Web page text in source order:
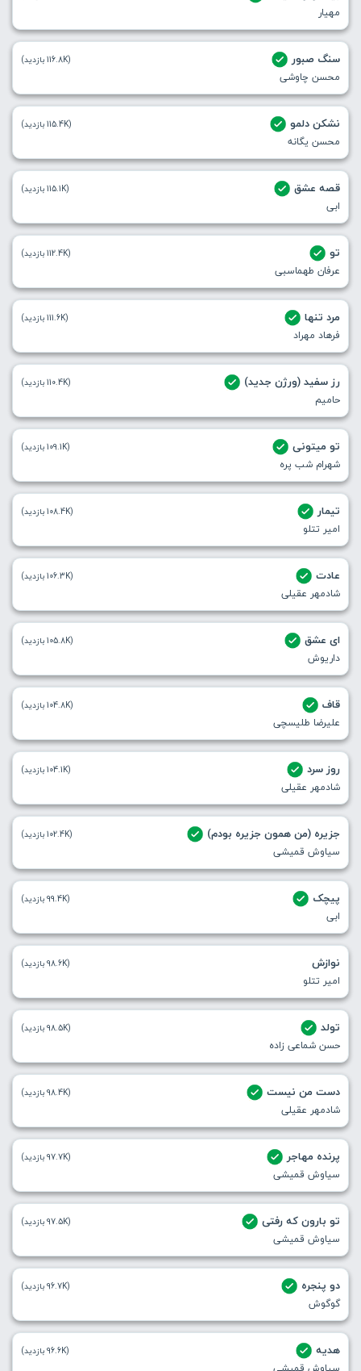
مهیار
سنگ صبور
محسن چاوشی
(116.8K بازدید)
نشکن دلمو
محسن یگانه
(115.4K بازدید)
قصه عشق
ابی
(115.1K بازدید)
تو
عرفان طهماسبی
(112.4K بازدید)
مرد تنها
فرهاد مهراد
(111.6K بازدید)
رز سفید (ورژن جدید)
حامیم
(110.4K بازدید)
تو میتونی
شهرام شب پره
(109.1K بازدید)
تیمار
امیر تتلو
(108.4K بازدید)
عادت
شادمهر عقیلی
(106.3K بازدید)
ای عشق
داریوش
(105.8K بازدید)
قاف
علیرضا طلیسچی
(104.8K بازدید)
روز سرد
شادمهر عقیلی
(104.1K بازدید)
جزیره (من همون جزیره بودم)
سیاوش قمیشی
(102.4K بازدید)
پیچک
ابی
(99.4K بازدید)
نوازش
امیر تتلو
(98.6K بازدید)
تولد
حسن شماعی زاده
(98.5K بازدید)
دست من نیست
شادمهر عقیلی
(98.4K بازدید)
پرنده مهاجر
سیاوش قمیشی
(97.7K بازدید)
تو بارون که رفتی
سیاوش قمیشی
(97.5K بازدید)
دو پنجره
گوگوش
(96.7K بازدید)
هدیه (96.6K بازدید)